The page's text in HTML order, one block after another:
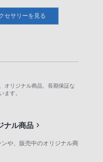
セサリーを見る
オリジナル商品、長期保証な
ます。
ナル商品
や、販売中のオリジナル商